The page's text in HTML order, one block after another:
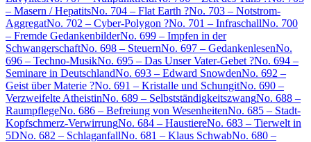
– Masern / HepatitsNo. 704 – Flat Earth ?No. 703 – Notstrom-
AggregatNo. 702 – Cyber-Polygon ?No. 701 – InfraschallNo. 700
– Fremde GedankenbilderNo. 699 – Impfen in der
SchwangerschaftNo. 698 – SteuernNo. 697 – GedankenlesenNo.
696 – Techno-MusikNo. 695 – Das Unser Vater-Gebet ?No. 694 –
Seminare in DeutschlandNo. 693 – Edward SnowdenNo. 692 –
Geist über Materie ?No. 691 – Kristalle und SchungitNo. 690 –
Verzweifelte AtheistinNo. 689 – SelbstständigkeitszwangNo. 688 –
RaumpflegeNo. 686 – Befreiung von WesenheitenNo. 685 – Stadt-
Kopfschmerz-VerwirrungNo. 684 – HaustiereNo. 683 – Tierwelt in
5DNo. 682 – SchlaganfallNo. 681 – Klaus SchwabNo. 680 –